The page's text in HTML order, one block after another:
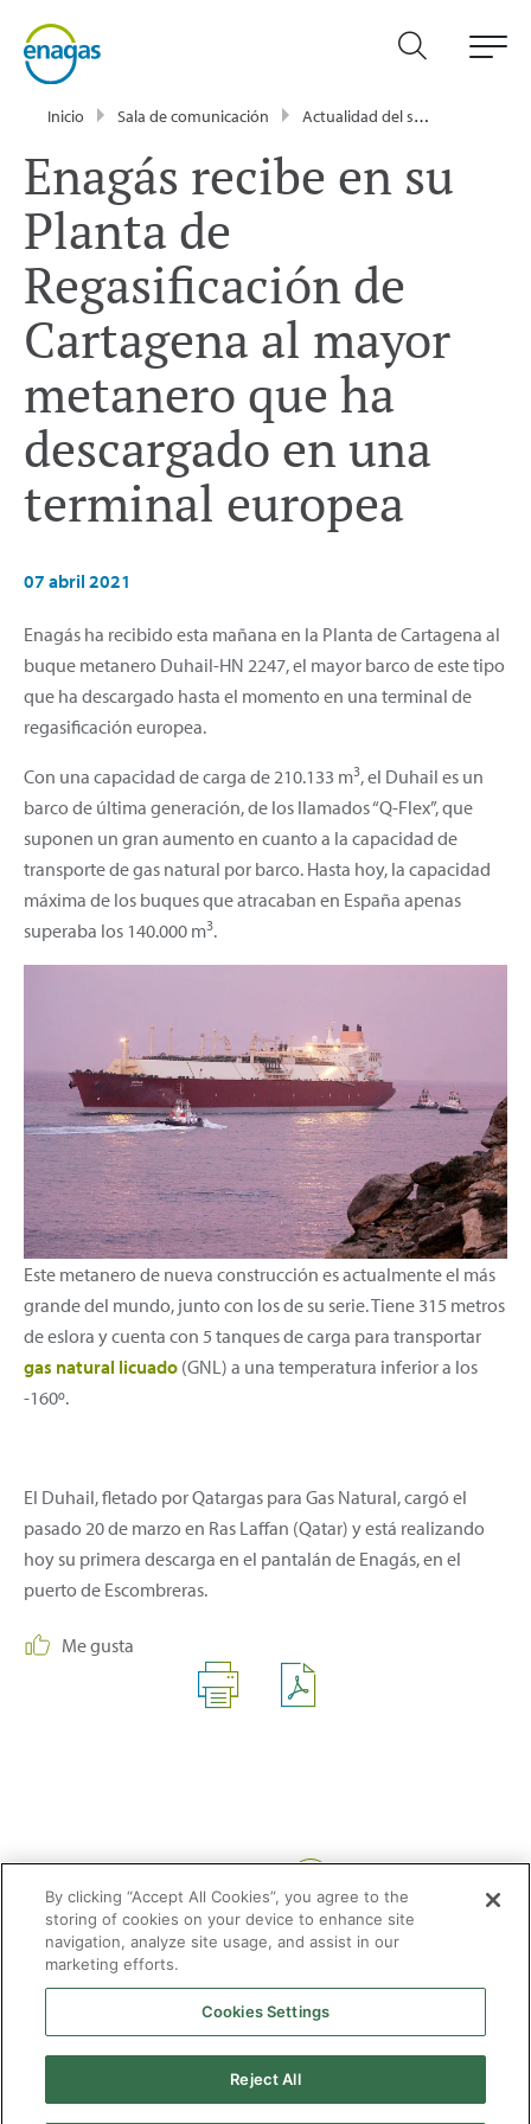
Inicio Sala de comunicación Actualidad del sector energético - Enagás
Enagás recibe en su
Planta de
Regasificación de
Cartagena al mayor
metanero que ha
descargado en una
terminal europea
07 abril 2021
Enagás ha recibido esta mañana en la Planta de Cartagena al
buque metanero Duhail-HN 2247, el mayor barco de este tipo
que ha descargado hasta el momento en una terminal de
regasificación europea.
Con una capacidad de carga de 210.133 m3, el Duhail es un
barco de última generación, de los llamados “Q-Flex”, que
suponen un gran aumento en cuanto a la capacidad de
transporte de gas natural por barco. Hasta hoy, la capacidad
máxima de los buques que atracaban en España apenas
superaba los 140.000 m3.
Este metanero de nueva construcción es actualmente el más
grande del mundo, junto con los de su serie. Tiene 315 metros
de eslora y cuenta con 5 tanques de carga para transportar
gas natural licuado (GNL) a una temperatura inferior a los
-160º.
El Duhail, fletado por Qatargas para Gas Natural, cargó el
pasado 20 de marzo en Ras Laffan (Qatar) y está realizando
hoy su primera descarga en el pantalán de Enagás, en el
puerto de Escombreras.
Me gusta
By clicking “Accept All Cookies”, you agree to the
storing of cookies on your device to enhance site
navigation, analyze site usage, and assist in our
marketing efforts.
Cookies Settings
Reject All